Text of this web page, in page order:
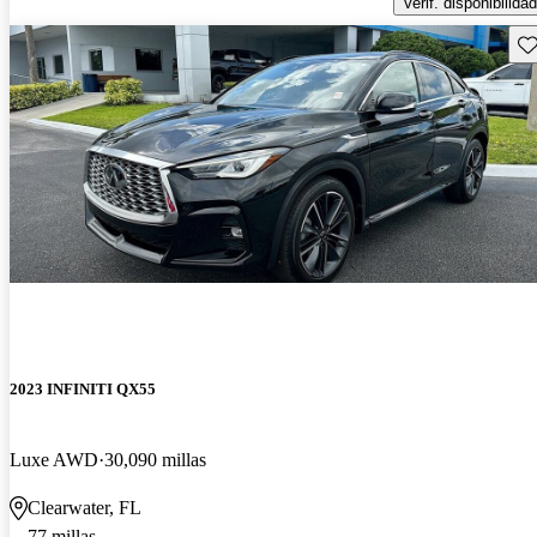
2023 INFINITI QX55
Luxe AWD 30,090 millas
Clearwater, FL